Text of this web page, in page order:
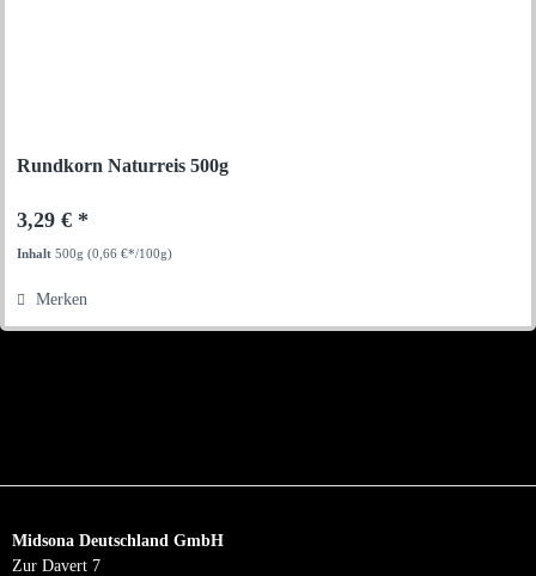
Rundkorn Naturreis 500g
3,29 € *
Inhalt500g(0,66 €*/100g)
Merken
Midsona Deutschland GmbH
Zur Davert 7